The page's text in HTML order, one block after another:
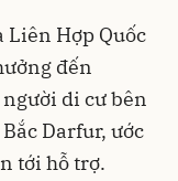
Liên Hợp Quốc
đến
di cư bên
Darfur, ước
tới hỗ trợ.